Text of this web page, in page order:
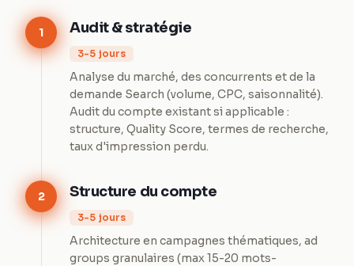
1 Audit & stratégie
3-5 jours
Analyse du marché, des concurrents et de la
demande Search (volume, CPC, saisonnalité).
Audit du compte existant si applicable :
structure, Quality Score, termes de recherche,
taux d'impression perdu.
2 Structure du compte
3-5 jours
Architecture en campagnes thématiques, ad
groups granulaires (max 15-20 mots-